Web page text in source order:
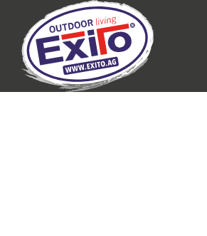
content
Startseite